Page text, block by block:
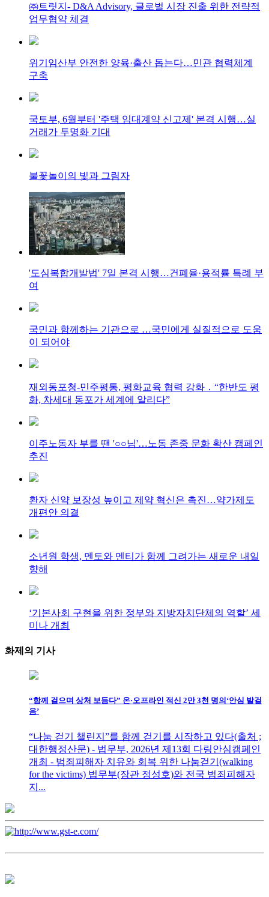
㈜트릿지- D&A Advisory, 글로벌 시장 진출 위한 전략적
업무협약 체결
위기임산부 안전한 양육·출산 돕는다…민관 협력체계
구축
국토부, 6월부터 '주택 임대계약 신고제' 본격 시행…실
거래가 투명화 기대
불꽃놀이의 빛과 그림자
'도심복합개발법' 7일 본격 시행…건폐율·용적률 특례 부
여
국민과 함께하는 기관으로 …국민에게 실질적으로 도움
이 되어야
재외동포청-민주평통, 평화교육 협력 강화 ․ “한반도 평
화, 차세대 동포가 세계에 알리다”
이주노동자 부를 땐 '○○님'…노동 존중 문화 확산 캠페인
추진
환자 신약 보장성 높이고 제약 혁신은 촉진…약가제도
개편안 의결
소년원 학생, 멘토와 멘티가 함께 그려가는 새로운 내일
향해
‘기본사회 구현을 위한 정부와 지방자치단체의 역할’ 세
미나 개최
화제의 기사
“함께 걸으며 상처 보듬다” 온·오프라인 적신 2만 3천 명의‘안심 발걸
음’
“나눔 걷기 챌린지”를 함께 걷기를 시작하고 있다(출처 ;
대한행정산문) - 법무부, 2026년 제13회 다링안심캠페인
개최 - 범죄피해자 치유와 회복 위한 나눔걷기(walking
for the victims) 법무부(장관 정성호)와 전국 범죄피해자
지...